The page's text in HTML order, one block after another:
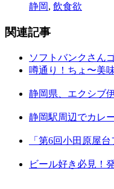
静岡, 飲食欲
関連記事
ソフトバンクさん
噂通り！ちょ〜美
静岡県、エクシブ
静岡駅周辺でカレ
「第6回小田原屋
ビール好き必見！